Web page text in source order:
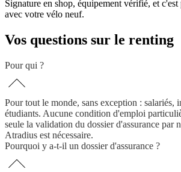
Signature en shop, équipement vérifié, et
avec votre vélo neuf.
Vos questions sur le renting
Pour qui ?
Pour tout le monde, sans exception : salariés,
étudiants. Aucune condition d'emploi
seule la validation du dossier d'assurance par
Atradius est nécessaire.
Pourquoi y a-t-il un dossier d'assurance ?